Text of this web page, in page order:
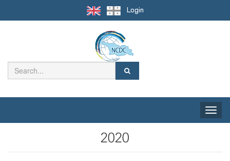
Login
Toggle
2020